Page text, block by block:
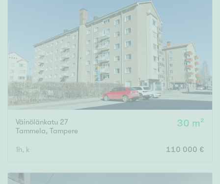
Hinta
000 000 €
Pinta-ala
Asuinpinta-ala Kokonaispinta-ala
Väinölänkatu 27
Tammela, Tampere
30 m²
1h, k 110 000 €